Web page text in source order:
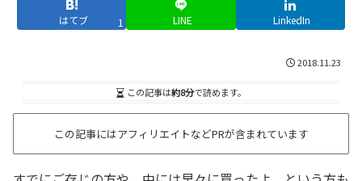
はてブ 1 LINE LinkedIn
2018.11.23
この記事は約8分で読めます。
この記事にはアフィリエイトなどPRが含まれています